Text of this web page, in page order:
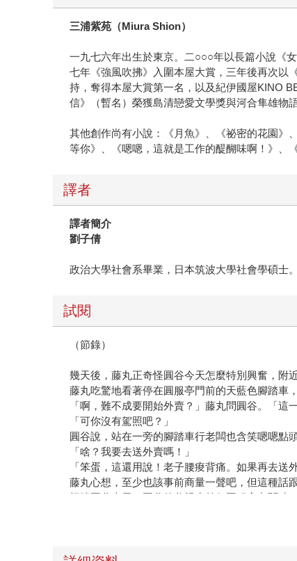
三浦紫苑（Miura Shion）
一九七六年出生於東京。二○○○年以長篇小說《
七年《強風吹拂》入圍本屋大賞，三年後再次以
持，奪得本屋大賞第一名，以及紀伊國屋KINO
信》（暫名）榮獲島清戀愛文學獎與河合隼雄物
其他創作尚有小說：《月魚》、《祕密的花園》
等你》、《嗯嗯，這就是工作的醍醐味啊！》、
譯者
譯者簡介
劉子倩
政治大學社會系畢業，日本筑波大學社會學碩士
試閱
（節錄）
幾天後，藤丸正奇怪圓谷今天怎麼特別興奮，附
藤丸吃驚地看著停在圓服亭門前的天藍色腳踏車
「啊，難不成要開始外賣？」藤丸問圓谷。「這
「可你沒有駕照吧？」
圓谷說，站在一旁的腳踏車行老闆也含笑嗯嗯點頭
「啥？我要去送外賣嗎！」
「笨蛋，這還用說！老子腰痠背痛。如果再去送
藤丸心想，至少也該事前商量一聲吧，但這種話
根據圓谷表示，圓谷的父親生前任圓服亭老闆時
附近居民及T大教職員喜愛。不過，當時圓谷送